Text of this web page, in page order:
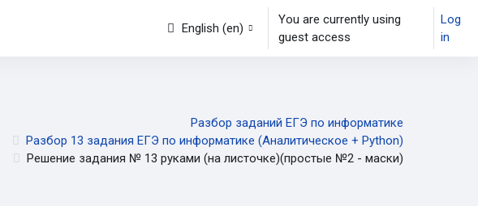
English ‎(en)‎
You are currently using
guest access
Log
in
Разбор заданий ЕГЭ по информатике
Разбор 13 задания ЕГЭ по информатике (Аналитическое + Python)
Решение задания № 13 руками (на листочке)(простые №2 - маски)